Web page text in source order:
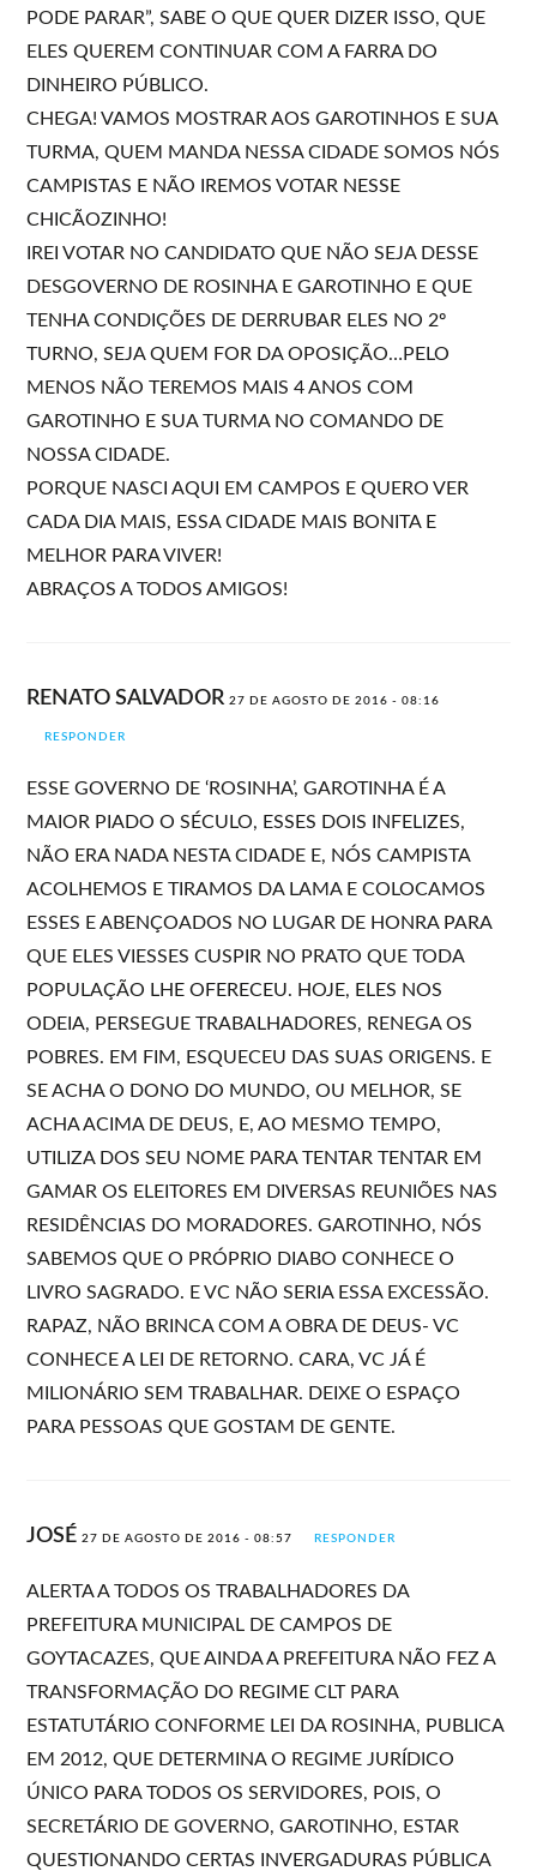
PODE PARAR”, SABE O QUE QUER DIZER ISSO, QUE
ELES QUEREM CONTINUAR COM A FARRA DO
DINHEIRO PÚBLICO.
CHEGA! VAMOS MOSTRAR AOS GAROTINHOS E SUA
TURMA, QUEM MANDA NESSA CIDADE SOMOS NÓS
CAMPISTAS E NÃO IREMOS VOTAR NESSE
CHICÃOZINHO!
IREI VOTAR NO CANDIDATO QUE NÃO SEJA DESSE
DESGOVERNO DE ROSINHA E GAROTINHO E QUE
TENHA CONDIÇÕES DE DERRUBAR ELES NO 2º
TURNO, SEJA QUEM FOR DA OPOSIÇÃO…PELO
MENOS NÃO TEREMOS MAIS 4 ANOS COM
GAROTINHO E SUA TURMA NO COMANDO DE
NOSSA CIDADE.
PORQUE NASCI AQUI EM CAMPOS E QUERO VER
CADA DIA MAIS, ESSA CIDADE MAIS BONITA E
MELHOR PARA VIVER!
ABRAÇOS A TODOS AMIGOS!
RENATO SALVADOR27 DE AGOSTO DE 2016 - 08:16
RESPONDER
ESSE GOVERNO DE ‘ROSINHA’, GAROTINHA É A
MAIOR PIADO O SÉCULO, ESSES DOIS INFELIZES,
NÃO ERA NADA NESTA CIDADE E, NÓS CAMPISTA
ACOLHEMOS E TIRAMOS DA LAMA E COLOCAMOS
ESSES E ABENÇOADOS NO LUGAR DE HONRA PARA
QUE ELES VIESSES CUSPIR NO PRATO QUE TODA
POPULAÇÃO LHE OFERECEU. HOJE, ELES NOS
ODEIA, PERSEGUE TRABALHADORES, RENEGA OS
POBRES. EM FIM, ESQUECEU DAS SUAS ORIGENS. E
SE ACHA O DONO DO MUNDO, OU MELHOR, SE
ACHA ACIMA DE DEUS, E, AO MESMO TEMPO,
UTILIZA DOS SEU NOME PARA TENTAR TENTAR EM
GAMAR OS ELEITORES EM DIVERSAS REUNIÕES NAS
RESIDÊNCIAS DO MORADORES. GAROTINHO, NÓS
SABEMOS QUE O PRÓPRIO DIABO CONHECE O
LIVRO SAGRADO. E VC NÃO SERIA ESSA EXCESSÃO.
RAPAZ, NÃO BRINCA COM A OBRA DE DEUS- VC
CONHECE A LEI DE RETORNO. CARA, VC JÁ É
MILIONÁRIO SEM TRABALHAR. DEIXE O ESPAÇO
PARA PESSOAS QUE GOSTAM DE GENTE.
JOSÉ27 DE AGOSTO DE 2016 - 08:57 RESPONDER
ALERTA A TODOS OS TRABALHADORES DA
PREFEITURA MUNICIPAL DE CAMPOS DE
GOYTACAZES, QUE AINDA A PREFEITURA NÃO FEZ A
TRANSFORMAÇÃO DO REGIME CLT PARA
ESTATUTÁRIO CONFORME LEI DA ROSINHA, PUBLICA
EM 2012, QUE DETERMINA O REGIME JURÍDICO
ÚNICO PARA TODOS OS SERVIDORES, POIS, O
SECRETÁRIO DE GOVERNO, GAROTINHO, ESTAR
QUESTIONANDO CERTAS INVERGADURAS PÚBLICA